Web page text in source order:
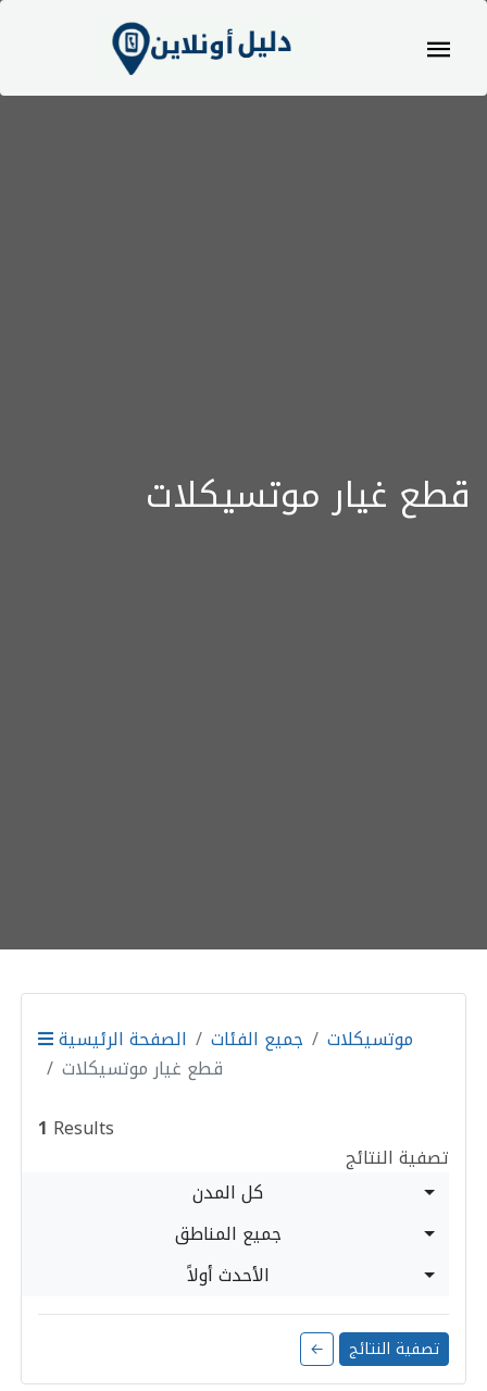
قطع غيار موتسيكلات
الصفحة الرئيسية جميع الفئات
موتسيكلات
قطع غيار موتسيكلات
1 Results
تصفية النتائج
كل المدن
جميع المناطق
الأحدث أولاً
← تصفية النتائج